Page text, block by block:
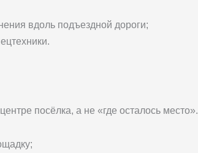
вдоль подъездной дороги;
посёлка, а не «где осталось место».